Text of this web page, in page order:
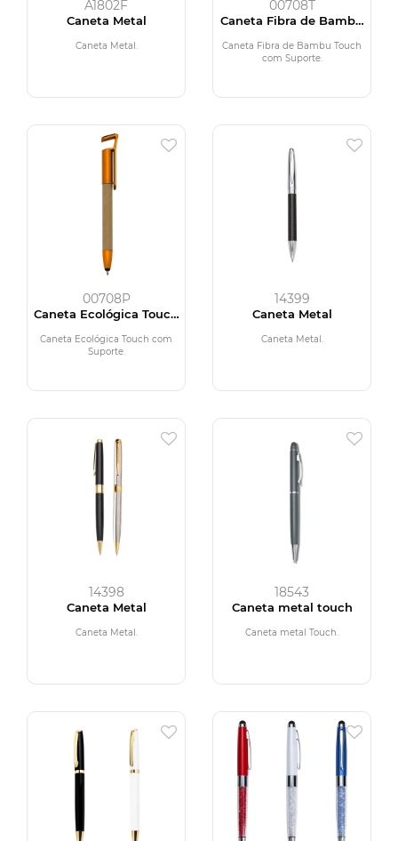
A1802F
Caneta Metal
Caneta Metal.
00708T
Caneta Fibra de Bambu
Caneta Fibra de Bambu Touch
com Suporte.
00708P
Caneta Ecológica Touch
Caneta Ecológica Touch com
Suporte.
14399
Caneta Metal
Caneta Metal.
14398
Caneta Metal
Caneta Metal.
18543
Caneta metal touch
Caneta metal Touch.